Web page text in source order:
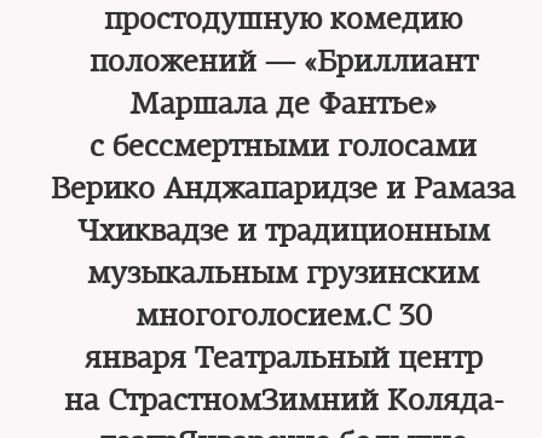
простодушную комедию
положений — «Бриллиант
Маршала де Фантье»
с бессмертными голосами
Верико Анджапаридзе и Рамаза
Чхиквадзе и традиционным
музыкальным грузинским
многоголосием.С 30
января Театральный центр
на СтрастномЗимний Коляда-